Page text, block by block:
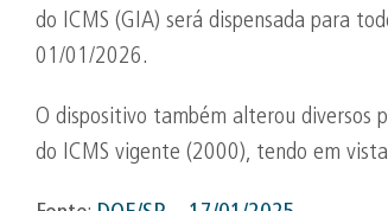
do ICMS (GIA) será dispensada para
01/01/2026.
O dispositivo também alterou diversos
do ICMS vigente (2000), tendo em